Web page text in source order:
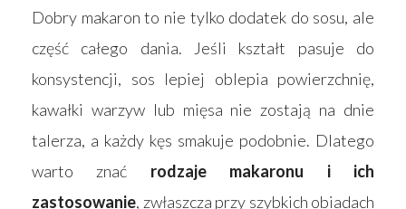
Dobry makaron to nie tylko dodatek do sosu, ale
część całego dania. Jeśli kształt pasuje do
konsystencji, sos lepiej oblepia powierzchnię,
kawałki warzyw lub mięsa nie zostają na dnie
talerza, a każdy kęs smakuje podobnie. Dlatego
warto znać rodzaje makaronu i ich
zastosowanie, zwłaszcza przy szybkich obiadach